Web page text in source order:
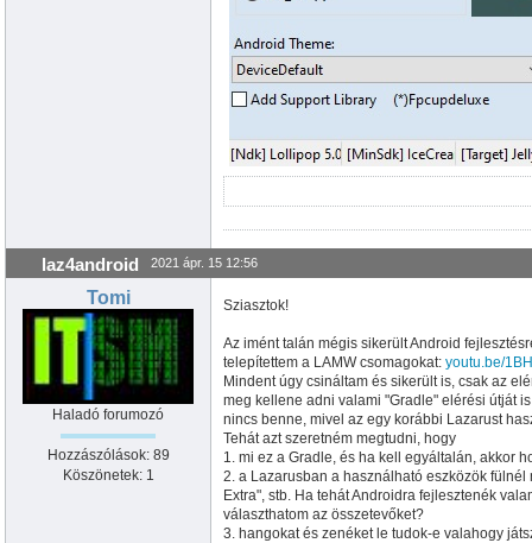
laz4android 2021 ápr. 15 12:56
Tomi
Haladó forumozó
Hozzászólások: 89
Köszönetek: 1
Sziasztok!
Az imént talán mégis sikerült Android
telepítettem a LAMW csomagokat: youtu.be/
Mindent úgy csináltam és sikerült is, csak az
meg kellene adni valami "Gradle" elérési útját
nincs benne, mivel az egy korábbi Lazarust
Tehát azt szeretném megtudni, hogy
1. mi ez a Gradle, és ha kell egyáltalán, akkor
2. a Lazarusban a használható eszközök
Extra", stb. Ha tehát Androidra fejlesztenék
választhatom az összetevőket?
3. hangokat és zenéket le tudok-e valahogy